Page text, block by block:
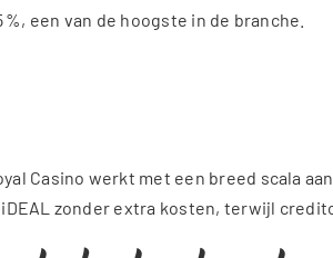
een van de hoogste in de branche.
Casino werkt met een breed scala
zonder extra kosten, terwijl